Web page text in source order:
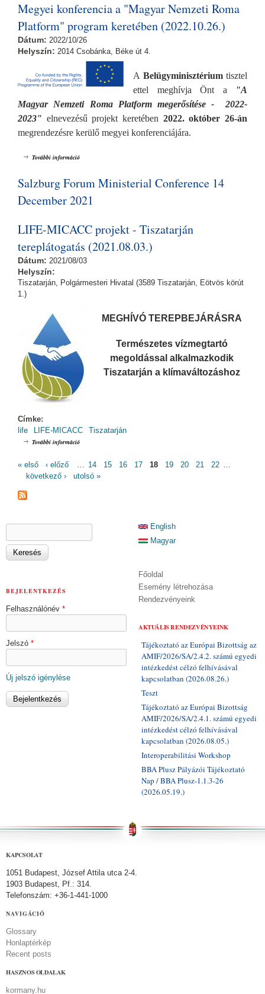
Megyei konferencia a "Magyar Nemzeti Roma
Platform" program keretében (2022.10.26.)
Dátum: 2022/10/26
Helyszín: 2014 Csobánka, Béke út 4.
A Belügyminisztérium tisztel
ettel meghívja Önt a
"A
Magyar Nemzeti Roma Platform megerősítése - 2022-
2023" elnevezésű projekt keretében 2022. október 26-án
megrendezésre kerülő megyei konferenciájára.
További információ
Salzburg Forum Ministerial Conference 14
December 2021
LIFE-MICACC projekt - Tiszatarján
tereplátogatás (2021.08.03.)
Dátum: 2021/08/03
Helyszín:
Tiszatarján, Polgármesteri Hivatal (3589 Tiszatarján, Eötvös körút
1.)
MEGHÍVÓ TEREPBEJÁRÁSRA
Természetes vízmegtartó
megoldással alkalmazkodik
Tiszatarján a klímaváltozáshoz
Címke:
life
LIFE-MICACC Tiszatarján
További információ
OLDALAK
« első ‹ előző … 14 15 16 17 18 19 20 21 22 …
következő ›
utolsó »
KERESÉS ŰRLAP
BEJELENTKEZÉS
Felhasználónév *
Jelszó *
Új jelszó igénylése
English
Magyar
Főoldal
Esemény létrehozása
Rendezvényeink
AKTUÁLIS RENDEZVÉNYEINK
Tájékoztató az Európai Bizottság az
AMIF/2026/SA/2.4.2. számú egyedi
intézkedést célzó felhívásával
kapcsolatban (2026.08.26.)
Teszt
Tájékoztató az Európai Bizottság
AMIF/2026/SA/2.4.1. számú egyedi
intézkedést célzó felhívásával
kapcsolatban (2026.08.05.)
Interoperabilitási Workshop
BBA Plusz Pályázói Tájékoztató
Nap / BBA Plusz-1.1.3-26
(2026.05.19.)
KAPCSOLAT
1051 Budapest, József Attila utca 2-4.
1903 Budapest, Pf.: 314.
Telefonszám: +36-1-441-1000
NAVIGÁCIÓ
Glossary
Honlaptérkép
Recent posts
HASZNOS OLDALAK
kormany.hu